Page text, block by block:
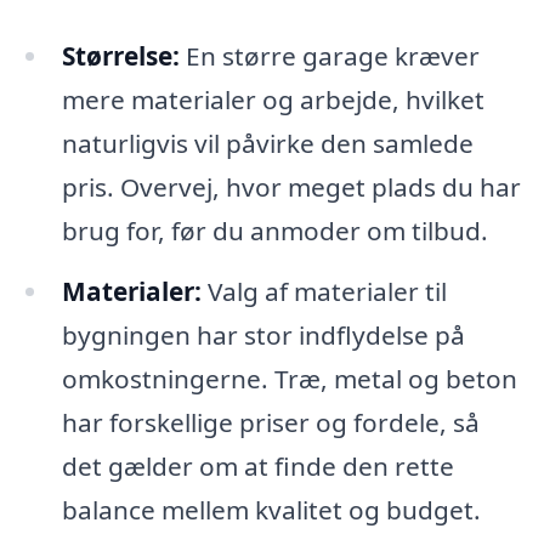
Størrelse: En større garage kræver
mere materialer og arbejde, hvilket
naturligvis vil påvirke den samlede
pris. Overvej, hvor meget plads du har
brug for, før du anmoder om tilbud.
Materialer: Valg af materialer til
bygningen har stor indflydelse på
omkostningerne. Træ, metal og beton
har forskellige priser og fordele, så
det gælder om at finde den rette
balance mellem kvalitet og budget.